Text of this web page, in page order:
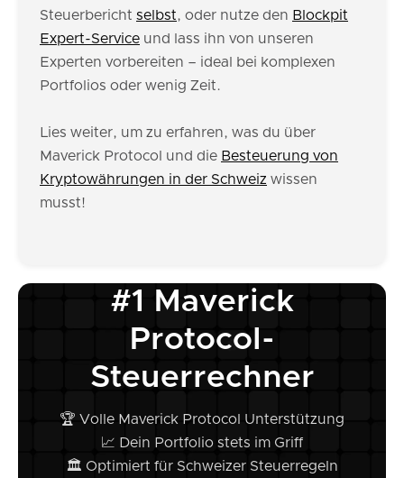
Steuerbericht selbst, oder nutze den Blockpit
Expert-Service und lass ihn von unseren
Experten vorbereiten – ideal bei komplexen
Portfolios oder wenig Zeit.
Lies weiter, um zu erfahren, was du über
Maverick Protocol und die Besteuerung von
Kryptowährungen in der Schweiz wissen
musst!
#1 Maverick
Protocol-
Steuerrechner
🏆 Volle Maverick Protocol Unterstützung
📈 Dein Portfolio stets im Griff
🏛️ Optimiert für Schweizer Steuerregeln